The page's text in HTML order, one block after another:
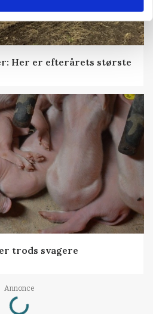
Her er efterårets største
trods svagere
Annonce
Loading...